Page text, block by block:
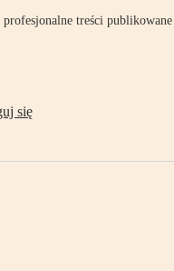
treści publikowane
się